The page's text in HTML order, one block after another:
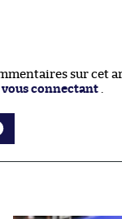
sur cet
vous connectant